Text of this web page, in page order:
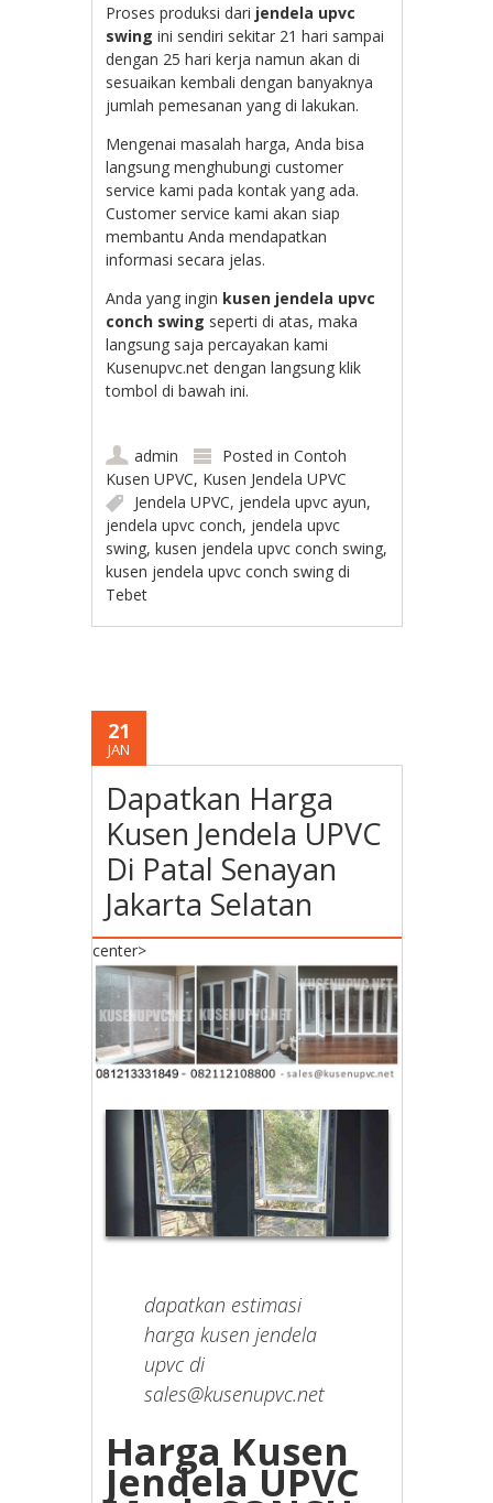
Proses produksi dari jendela upvc
swing ini sendiri sekitar 21 hari sampai
dengan 25 hari kerja namun akan di
sesuaikan kembali dengan banyaknya
jumlah pemesanan yang di lakukan.
Mengenai masalah harga, Anda bisa
langsung menghubungi customer
service kami pada kontak yang ada.
Customer service kami akan siap
membantu Anda mendapatkan
informasi secara jelas.
Anda yang ingin kusen jendela upvc
conch swing seperti di atas, maka
langsung saja percayakan kami
Kusenupvc.net dengan langsung klik
tombol di bawah ini.
admin Posted inContoh
Kusen UPVC, Kusen Jendela UPVC
Jendela UPVC, jendela upvc ayun,
jendela upvc conch, jendela upvc
swing,kusen jendela upvc conch swing,
kusen jendela upvc conch swing di
Tebet
21
JAN
Dapatkan Harga
Kusen Jendela UPVC
Di Patal Senayan
Jakarta Selatan
center>
dapatkan estimasi
harga kusen jendela
upvc di
sales@kusenupvc.net
Harga Kusen
Jendela UPVC